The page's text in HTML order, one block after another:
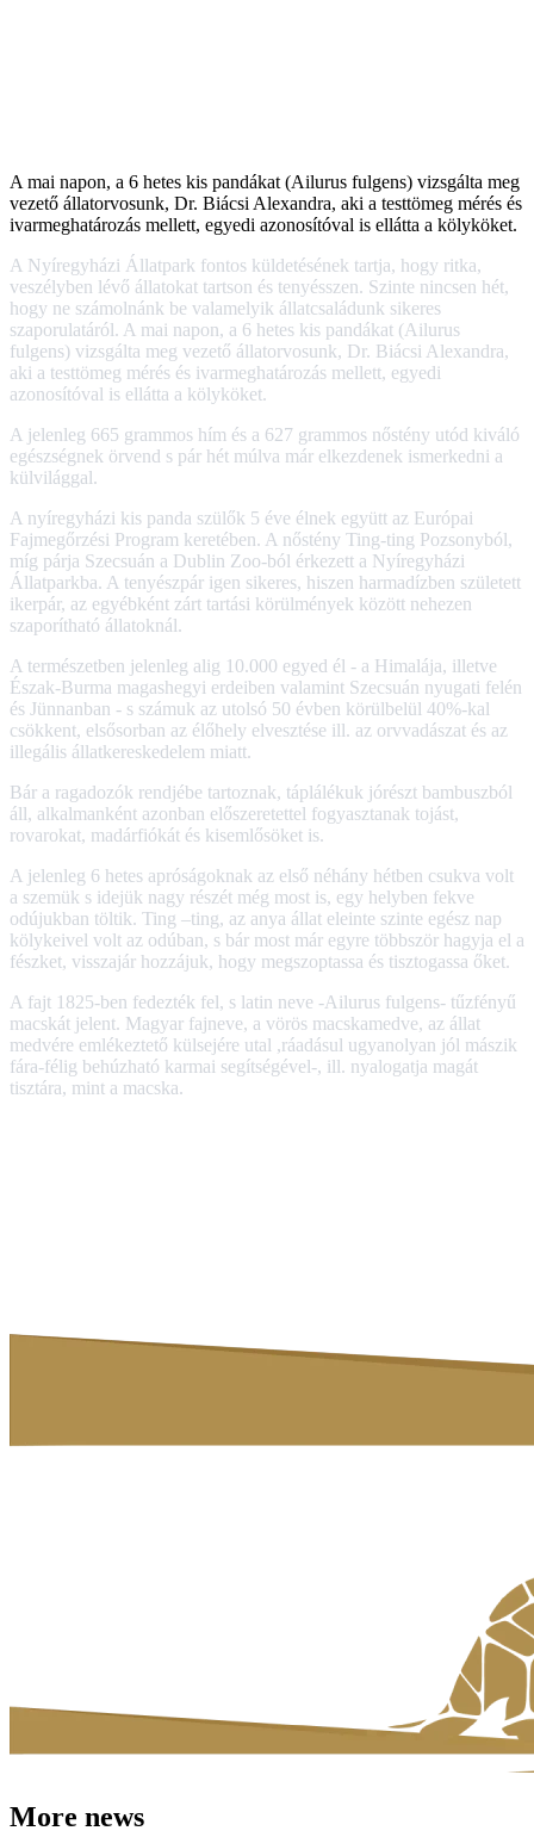
A mai napon, a 6 hetes kis pandákat (Ailurus fulgens) vizsgálta meg
vezető állatorvosunk, Dr. Biácsi Alexandra, aki a testtömeg mérés és
ivarmeghatározás mellett, egyedi azonosítóval is ellátta a kölyköket.
A Nyíregyházi Állatpark fontos küldetésének tartja, hogy ritka,
veszélyben lévő állatokat tartson és tenyésszen. Szinte nincsen hét,
hogy ne számolnánk be valamelyik állatcsaládunk sikeres
szaporulatáról. A mai napon, a 6 hetes kis pandákat (Ailurus
fulgens) vizsgálta meg vezető állatorvosunk, Dr. Biácsi Alexandra,
aki a testtömeg mérés és ivarmeghatározás mellett, egyedi
azonosítóval is ellátta a kölyköket.
A jelenleg 665 grammos hím és a 627 grammos nőstény utód kiváló
egészségnek örvend s pár hét múlva már elkezdenek ismerkedni a
külvilággal.
A nyíregyházi kis panda szülők 5 éve élnek együtt az Európai
Fajmegőrzési Program keretében. A nőstény Ting-ting Pozsonyból,
míg párja Szecsuán a Dublin Zoo-ból érkezett a Nyíregyházi
Állatparkba. A tenyészpár igen sikeres, hiszen harmadízben született
ikerpár, az egyébként zárt tartási körülmények között nehezen
szaporítható állatoknál.
A természetben jelenleg alig 10.000 egyed él - a Himalája, illetve
Észak-Burma magashegyi erdeiben valamint Szecsuán nyugati felén
és Jünnanban - s számuk az utolsó 50 évben körülbelül 40%-kal
csökkent, elsősorban az élőhely elvesztése ill. az orvvadászat és az
illegális állatkereskedelem miatt.
Bár a ragadozók rendjébe tartoznak, táplálékuk jórészt bambuszból
áll, alkalmanként azonban előszeretettel fogyasztanak tojást,
rovarokat, madárfiókát és kisemlősöket is.
A jelenleg 6 hetes apróságoknak az első néhány hétben csukva volt
a szemük s idejük nagy részét még most is, egy helyben fekve
odújukban töltik. Ting –ting, az anya állat eleinte szinte egész nap
kölykeivel volt az odúban, s bár most már egyre többször hagyja el a
fészket, visszajár hozzájuk, hogy megszoptassa és tisztogassa őket.
A fajt 1825-ben fedezték fel, s latin neve -Ailurus fulgens- tűzfényű
macskát jelent. Magyar fajneve, a vörös macskamedve, az állat
medvére emlékeztető külsejére utal ,ráadásul ugyanolyan jól mászik
fára-félig behúzható karmai segítségével-, ill. nyalogatja magát
tisztára, mint a macska.
More news